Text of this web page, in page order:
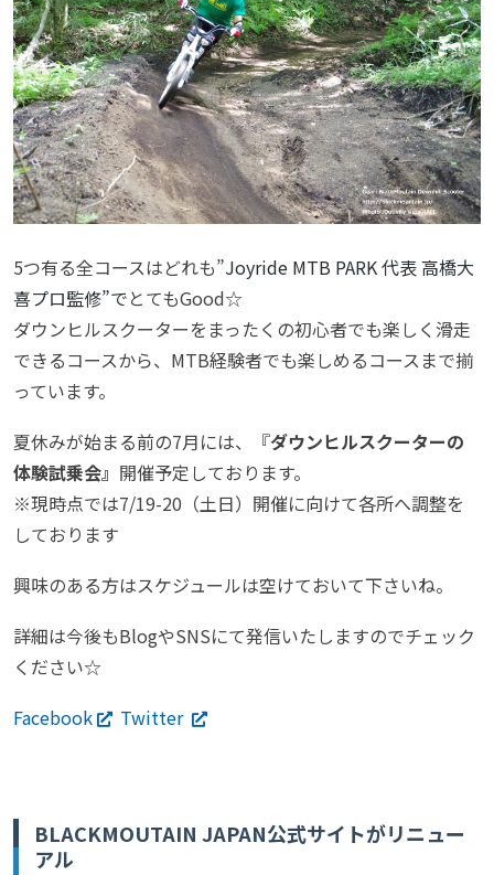
5つ有る全コースはどれも”Joyride MTB PARK 代表 高橋大
喜プロ監修”でとてもGood☆
ダウンヒルスクーターをまったくの初心者でも楽しく滑走
できるコースから、MTB経験者でも楽しめるコースまで揃
っています。
夏休みが始まる前の7月には、『ダウンヒルスクーターの
体験試乗会』 開催予定しております。
※現時点では7/19-20（土日）開催に向けて各所へ調整を
しております
興味のある方はスケジュールは空けておいて下さいね。
詳細は今後もBlogやSNSにて発信いたしますのでチェック
ください☆
Facebook
Twitter
BLACKMOUTAIN JAPAN公式サイトがリニュー
アル